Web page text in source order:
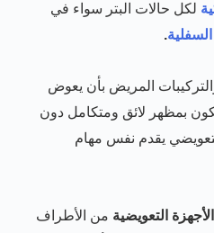
لكل حالات البتر سواء في
.
المريض بأن يعوض
بمظهر لائق ومتكامل دون
يقدم نفس مهام
الأجهزة التعويضية من الأطراف